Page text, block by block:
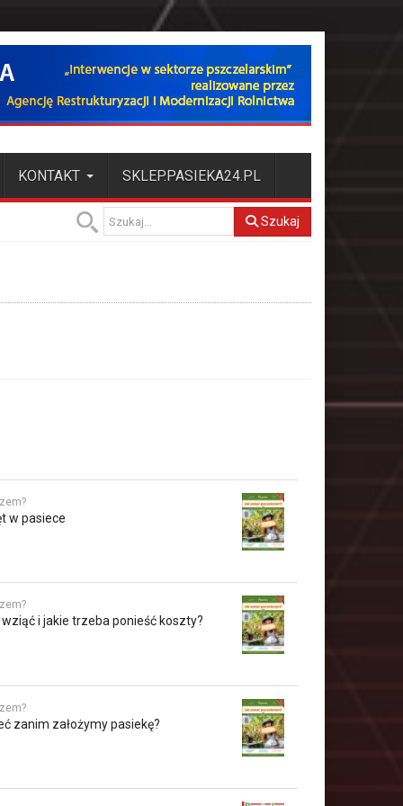
KONTAKT SKLEP.PASIEKA24.PL
Szukaj
w pasiece
i jakie trzeba ponieść koszty?
zanim założymy pasiekę?